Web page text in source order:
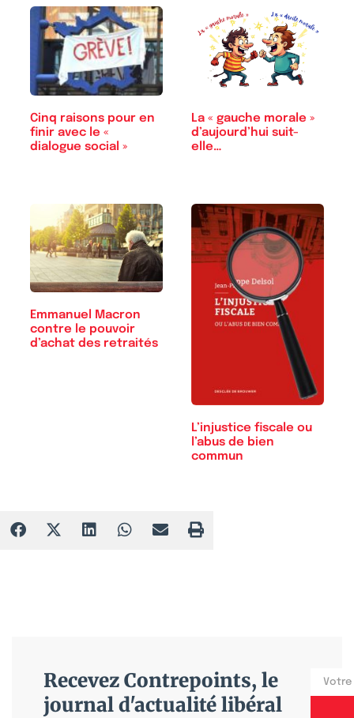
Cinq raisons pour en
finir avec le «
dialogue social »
La « gauche morale »
d’aujourd’hui suit-
elle…
Emmanuel Macron
contre le pouvoir
d’achat des retraités
L’injustice fiscale ou
l’abus de bien
commun
Recevez Contrepoints, le
journal d'actualité libéral